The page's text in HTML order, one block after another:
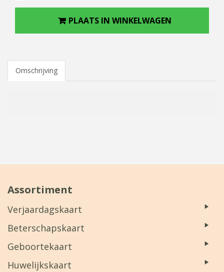
PLAATS IN WINKELWAGEN
Omschrijving
Assortiment
Verjaardagskaart
Beterschapskaart
Geboortekaart
Huwelijkskaart